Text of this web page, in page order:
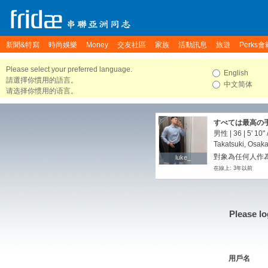
新聞&特寫 時尚娛樂 Money 交友社區 家族 活動訊息 旅遊 Perks會
Please select your preferred language.
請選擇你慣用的語言。
请选择你惯用的语言。
English
中文简体
luke_
luke_
すべては最高の
男性 | 36 | 5' 10"
Takatsuki,
對象為任何人作
在線上: 3年以前
Please
用戶名